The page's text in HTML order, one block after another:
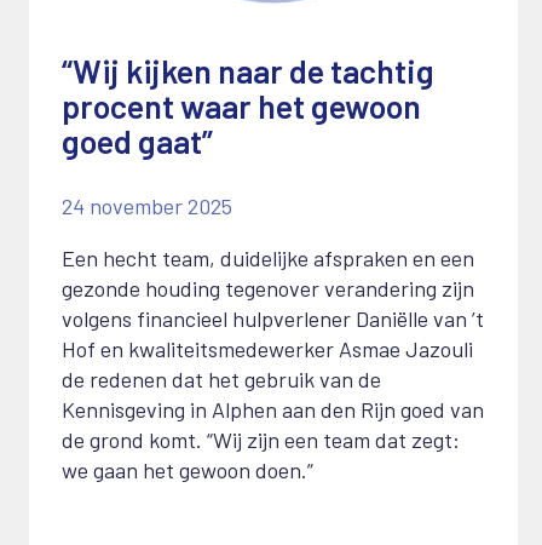
“Wij kijken naar de tachtig
procent waar het gewoon
goed gaat”
24 november 2025
Een hecht team, duidelijke afspraken en een
gezonde houding tegenover verandering zijn
volgens financieel hulpverlener Daniëlle van ’t
Hof en kwaliteitsmedewerker Asmae Jazouli
de redenen dat het gebruik van de
Kennisgeving in Alphen aan den Rijn goed van
de grond komt. “Wij zijn een team dat zegt:
we gaan het gewoon doen.”